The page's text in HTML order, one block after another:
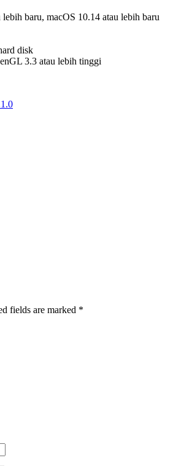
lebih baru, macOS 10.14 atau lebih baru
disk
3.3 atau lebih tinggi
fields are marked *